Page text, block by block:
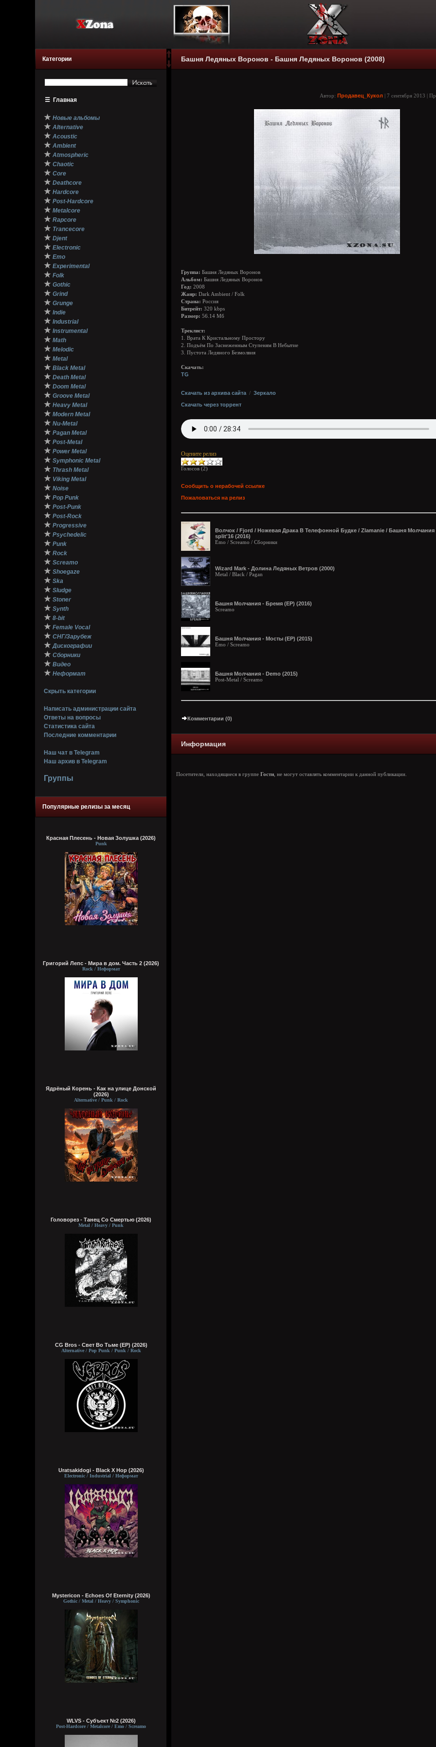
Категории
☰ Главная
★ Новые альбомы
★ Alternative
★ Acoustic
★ Ambient
★ Atmospheric
★ Chaotic
★ Core
★ Deathcore
★ Hardcore
★ Post-Hardcore
★ Metalcore
★ Rapcore
★ Trancecore
★ Djent
★ Electronic
★ Emo
★ Experimental
★ Folk
★ Gothic
★ Grind
★ Grunge
★ Indie
★ Industrial
★ Instrumental
★ Math
★ Melodic
★ Metal
★ Black Metal
★ Death Metal
★ Doom Metal
★ Groove Metal
★ Heavy Metal
★ Modern Metal
★ Nu-Metal
★ Pagan Metal
★ Post-Metal
★ Power Metal
★ Symphonic Metal
★ Thrash Metal
★ Viking Metal
★ Noise
★ Pop Punk
★ Post-Punk
★ Post-Rock
★ Progressive
★ Psychedelic
★ Punk
★ Rock
★ Screamo
★ Shoegaze
★ Ska
★ Sludge
★ Stoner
★ Synth
★ 8-bit
★ Female Vocal
★ СНГ/Зарубеж
★ Дискографии
★ Сборники
★ Видео
★ Неформат
Скрыть категории
Написать администрации сайта
Ответы на вопросы
Статистика сайта
Последние комментарии
Наш чат в Telegram
Наш архив в Telegram
Группы
Популярные релизы за месяц
Красная Плесень - Новая Золушка (2026)
Punk
Григорий Лепс - Мира в дом. Часть 2 (2026)
Rock / Неформат
Ядрёный Корень - Как на улице Донской
(2026)
Alternative / Punk / Rock
Головорез - Tанец Со Смертью (2026)
Metal / Heavy / Punk
CG Bros - Свет Во Тьме (EP) (2026)
Alternative / Pop Punk / Punk / Rock
Uratsakidogi - Black X Hop (2026)
Electronic / Industrial / Неформат
Mystericon - Echoes Of Eternity (2026)
Gothic / Metal / Heavy / Symphonic
WLVS - Субъект №2 (2026)
Post-Hardcore / Metalcore / Emo / Screamo
Башня Ледяных Воронов - Башня Ледяных Воронов (2008)
Автор: Продавец_Кукол | 7 сентября 2013 |
Группа: Башня Ледяных Воронов
Альбом: Башня Ледяных Воронов
Год: 2008
Жанр: Dark Ambient / Folk
Страна: Россия
Битрейт: 320 kbps
Размер: 56.14 Мб
Треклист:
1. Врата К Кристальному Простору
2. Подъём По Заснеженным Ступеням В Небытие
3. Пустота Ледяного Безмолвия
Скачать:
TG
Скачать из архива сайта / Зеркало
Скачать через торрент
Оцените релиз
Голосов (2)
Сообщить о нерабочей ссылке
Пожаловаться на релиз
Волчок / Fjord / Ножевая Драка В Телефонной Будке / Zlamanie / Башня Молчания
split'16 (2016)
Emo / Screamo / Сборники
Wizard Mark - Долина Ледяных Ветров (2000)
Metal / Black / Pagan
Башня Молчания - Бремя (EP) (2016)
Screamo
Башня Молчания - Мосты (ЕР) (2015)
Emo / Screamo
Башня Молчания - Demo (2015)
Post-Metal / Screamo
Комментарии (0)
Информация
Посетители, находящиеся в группе Гости , не могут оставлять комментарии к данной публикации.